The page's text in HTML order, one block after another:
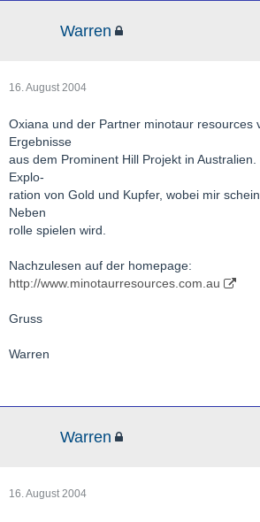
Warren
16. August 2004
Oxiana und der Partner minotaur resources
Ergebnisse
aus dem Prominent Hill Projekt in
Explo-
ration von Gold und Kupfer, wobei mir
Neben
rolle spielen wird.
Nachzulesen auf der homepage:
http://www.minotaurresources.com.au
Gruss
Warren
Warren
16. August 2004